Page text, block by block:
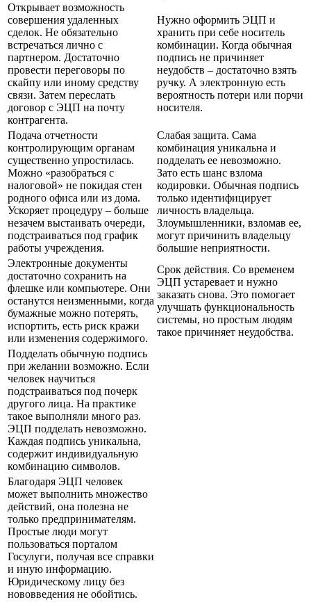
Открывает возможность
совершения удаленных
сделок. Не обязательно
встречаться лично с
партнером. Достаточно
провести переговоры по
скайпу или иному средству
связи. Затем переслать
договор с ЭЦП на почту
контрагента.
Нужно оформить ЭЦП и
хранить при себе носитель
комбинации. Когда обычная
подпись не причиняет
неудобств – достаточно взять
ручку. А электронную есть
вероятность потери или порчи
носителя.
Подача отчетности
контролирующим органам
существенно упростилась.
Можно «разобраться с
налоговой» не покидая стен
родного офиса или из дома.
Ускоряет процедуру – больше
незачем выстаивать очереди,
подстраиваться под график
работы учреждения.
Слабая защита. Сама
комбинация уникальна и
подделать ее невозможно.
Зато есть шанс взлома
кодировки. Обычная подпись
только идентифицирует
личность владельца.
Злоумышленники, взломав ее,
могут причинить владельцу
большие неприятности.
Электронные документы
достаточно сохранить на
флешке или компьютере. Они
останутся неизменными, когда
бумажные можно потерять,
испортить, есть риск кражи
или изменения содержимого.
Срок действия. Со временем
ЭЦП устаревает и нужно
заказать снова. Это помогает
улучшать функциональность
системы, но простым людям
такое причиняет неудобства.
Подделать обычную подпись
при желании возможно. Если
человек научиться
подстраиваться под почерк
другого лица. На практике
такое выполняли много раз.
ЭЦП подделать невозможно.
Каждая подпись уникальна,
содержит индивидуальную
комбинацию символов.
Благодаря ЭЦП человек
может выполнить множество
действий, она полезна не
только предпринимателям.
Простые люди могут
пользоваться порталом
Госулуги, получая все справки
и иную информацию.
Юридическому лицу без
нововведения не обойтись.